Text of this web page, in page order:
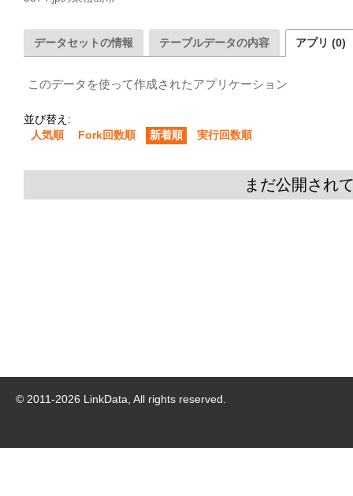
データセットの情報 テーブルデータの内容 アプリ (0)
このデータを使って作成されたアプリケーション
並び替え:
人気順
Fork回数順 新着順 実行回数順
まだ公開され
© 2011-2026 LinkData, All rights reserved.